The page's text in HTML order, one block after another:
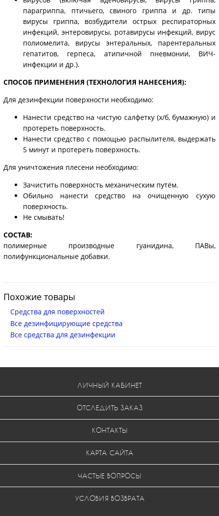
парагриппа, птичьего, свиного гриппа и др. типы
вирусы гриппа, возбудители острых респираторных
инфекций, энтеровирусы, ротавирусы инфекций, вирус
полиомелита, вирусы энтеральных, парентеральных
гепатитов, герпеса, атипичной пневмонии, ВИЧ-
инфекции и др.).
СПОСОБ ПРИМЕНЕНИЯ (ТЕХНОЛОГИЯ НАНЕСЕНИЯ):
Для дезинфекции поверхности необходимо:
Нанести средство на чистую салфетку (х/б, бумажную) и
протереть поверхность.
Нанести средство с помощью распылителя, выдержать
5 минут и протереть поверхность.
Для уничтожения плесени необходимо:
Зачистить поверхность механическим путём.
Обильно нанести средство на очищенную сухую
поверхность.
Не смывать!
СОСТАВ:
полимерные производные гуанидина, ПАВы,
полифункциональные добавки.
Похожие товары
Средства для поверхностей
Все дезинфицирующие средства
Все средства для дезинфекции
ЛИЧНЫЙ КАБИНЕТ
ОТСЛЕДИТЬ ЗАКАЗ
КОНТАКТЫ
КАРТА САЙТА
ЧАСТЫЕ ВОПРОСЫ
УСЛОВИЯ ВОЗВРАТА